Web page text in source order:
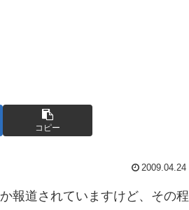
コピー
2009.04.24
報道されていますけど、その程